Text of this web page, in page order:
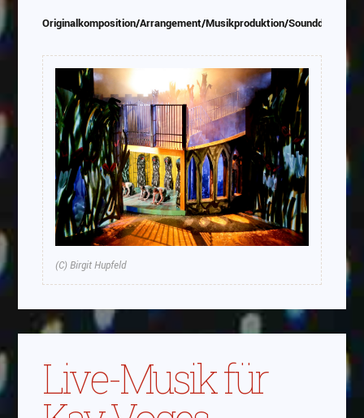
Originalkomposition/Arrangement/Musikproduktion/Sounddesign/
(C) Birgit Hupfeld
Live-Musik für